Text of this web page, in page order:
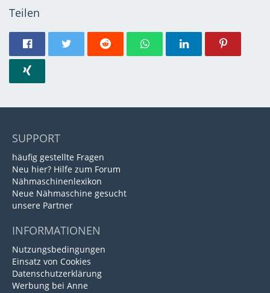
Teilen
SUPPORT
häufig gestellte Fragen
Neu hier? Hilfe zum Forum
Nähmaschinenlexikon
Neue Nähmaschine gesucht
unsere Partner
INFORMATIONEN
Nutzungsbedingungen
Einsatz von Cookies
Datenschutzerklärung
Werbung bei Anne